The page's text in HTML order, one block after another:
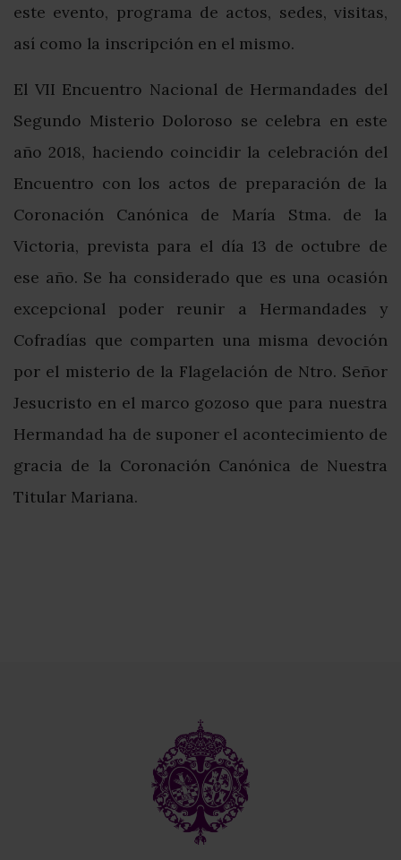
este evento, programa de actos, sedes, visitas,
así como la inscripción en el mismo.
El VII Encuentro Nacional de Hermandades del
Segundo Misterio Doloroso se celebra en este
año 2018, haciendo coincidir la celebración del
Encuentro con los actos de preparación de la
Coronación Canónica de María Stma. de la
Victoria, prevista para el día 13 de octubre de
ese año. Se ha considerado que es una ocasión
excepcional poder reunir a Hermandades y
Cofradías que comparten una misma devoción
por el misterio de la Flagelación de Ntro. Señor
Jesucristo en el marco gozoso que para nuestra
Hermandad ha de suponer el acontecimiento de
gracia de la Coronación Canónica de Nuestra
Titular Mariana.